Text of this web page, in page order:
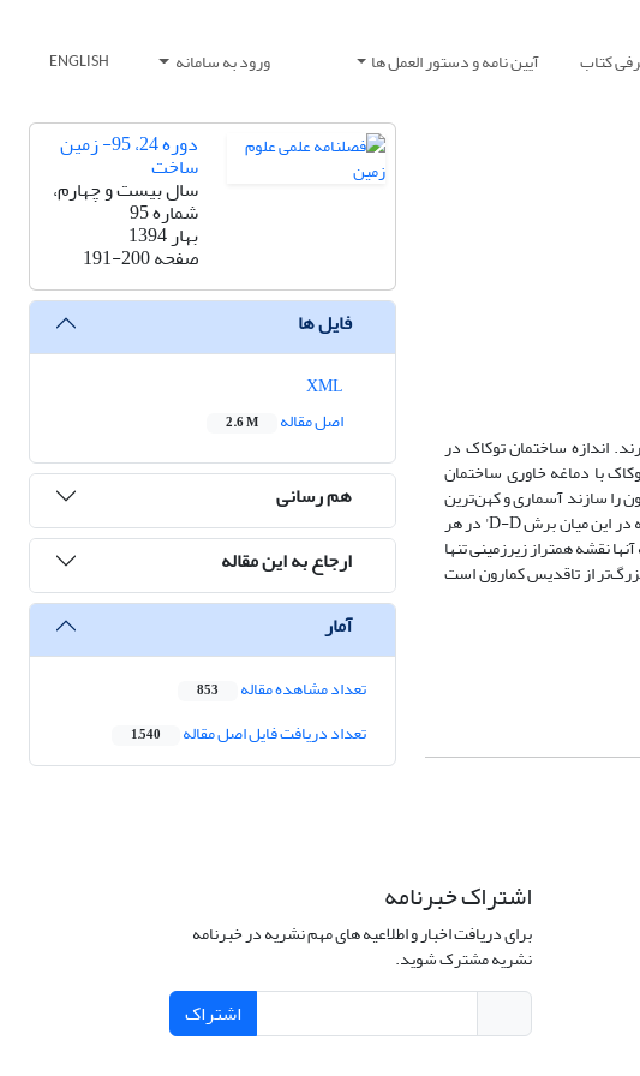
کتاب آیین نامه و دستور العمل ها ورود به سامانه ENGLISH
باختری شهرستان ایذه جای دارند. اندازه ساختمان توکاک در
مربع است. دماغه باختری تاقدیس توکاک با دماغه خاوری ساختمان
را سازند‌ آسماری و کهن‌ترین
رخنمون را سازند‌ پابده دارد. بر پایه دانسته‌های برداشت شده سطحی، 4 برش عرضی روی ساختمان توکاک و 3 برش عرضی روی ساختمان کمارون (که در این میان برش D-D' در هر
نقشه همتراز زیرزمینی تنها
از تاقدیس کمارون است
دوره 24، 95- زمین
ساخت
سال بیست و چهارم،
شماره 95
بهار 1394
صفحه191-200
فایل ها
اصل مقاله
2.6 M
هم رسانی
ارجاع به این مقاله
آمار
تعداد مشاهده مقاله 853
تعداد دریافت فایل اصل مقاله 1,540
اشتراک خبرنامه
برای دریافت اخبار و اطلاعیه های مهم نشریه در خبرنامه
نشریه مشترک شوید.
اشتراک